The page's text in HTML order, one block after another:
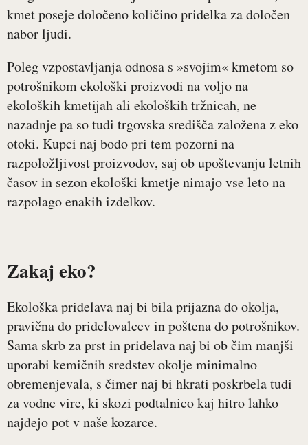
kmet poseje določeno količino pridelka za določen
nabor ljudi.
Poleg vzpostavljanja odnosa s »svojim« kmetom so
potrošnikom ekološki proizvodi na voljo na
ekoloških kmetijah ali ekoloških tržnicah, ne
nazadnje pa so tudi trgovska središča založena z eko
otoki. Kupci naj bodo pri tem pozorni na
razpoložljivost proizvodov, saj ob upoštevanju letnih
časov in sezon ekološki kmetje nimajo vse leto na
razpolago enakih izdelkov.
Zakaj eko?
Ekološka pridelava naj bi bila prijazna do okolja,
pravična do pridelovalcev in poštena do potrošnikov.
Sama skrb za prst in pridelava naj bi ob čim manjši
uporabi kemičnih sredstev okolje minimalno
obremenjevala, s čimer naj bi hkrati poskrbela tudi
za vodne vire, ki skozi podtalnico kaj hitro lahko
najdejo pot v naše kozarce.